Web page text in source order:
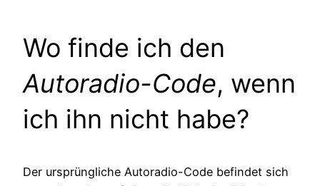
Wo finde ich den
Autoradio-Code, wenn
ich ihn nicht habe?
Der ursprüngliche Autoradio-Code befindet sich